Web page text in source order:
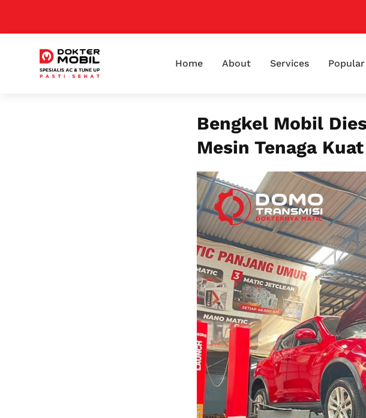
Home About Services
Bengkel Mobil
Mesin Tenaga Kuat